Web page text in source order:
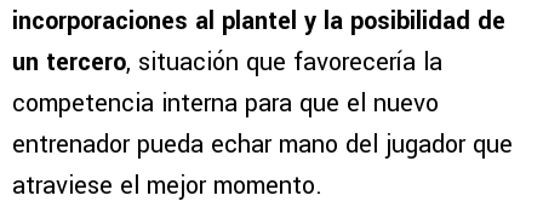
incorporaciones al plantel y la posibilidad de
un tercero, situación que favorecería la
competencia interna para que el nuevo
entrenador pueda echar mano del jugador que
atraviese el mejor momento.